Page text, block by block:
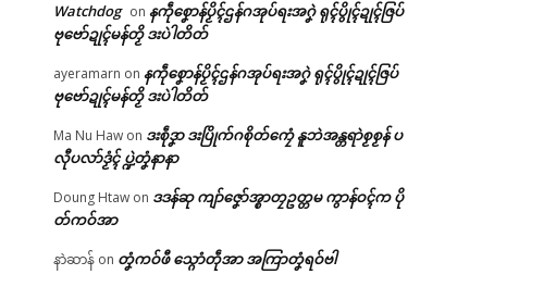
Watchdog on နကဵုစၞောန်ပၟိၚ်ဌန်ဂအုပ်ရးအဂၞဲ ရုၚ်ပွိုၚ်ဍုၚ်ဇြပ်
ဗုဗော်ဍုၚ်မန်တၟိ ဒးပဲါတိတ်
ayeramarn on နကဵုစၞောန်ပၟိၚ်ဌန်ဂအုပ်ရးအဂၞဲ ရုၚ်ပွိုၚ်ဍုၚ်ဇြပ်
ဗုဗော်ဍုၚ်မန်တၟိ ဒးပဲါတိတ်
Ma Nu Haw on ဒးစဵုဒၞာ ဒးပြိုက်ဂစိုတ်ကၠေံ နူဘဲအန္တရာဲစၟစၟန် ပ
လီုပလာ်ဒၟံၚ် ပ္ဍဲတၞံနာနာ
Doung Htaw on ဒဒန်ဆု ကျာ်ဇၞော်အ္စာတၠဥတ္တမ ကွာန်ဝၚ်က ပို
တ်ကဝ်အာ
နာဲဆာန် on တၞံကဝ်ဖီ သ္ဂောံတဵုအာ အကြာတၞံရဝ်ဗါ